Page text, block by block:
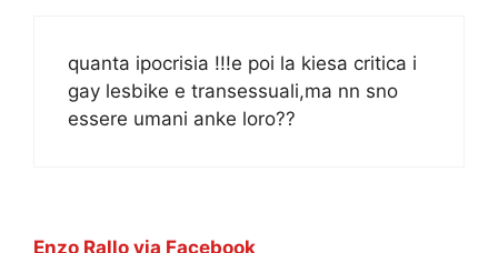
quanta ipocrisia !!!e poi la kiesa critica i
gay lesbike e transessuali,ma nn sno
essere umani anke loro??
Enzo Rallo via Facebook